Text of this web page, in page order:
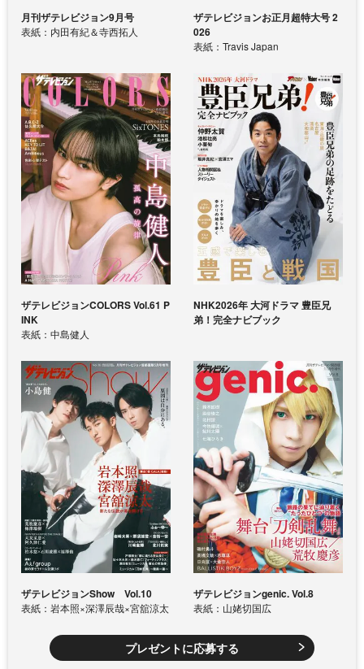
月刊ザテレビジョン9月号
表紙：内田有紀＆寺西拓人
ザテレビジョンお正月超特大号 2
026
表紙：Travis Japan
ザテレビジョンCOLORS Vol.61 P
INK
表紙：中島健人
NHK2026年 大河ドラマ 豊臣兄
弟！完全ナビブック
ザテレビジョンShow Vol.10
表紙：岩本照×深澤辰哉×宮舘涼太
ザテレビジョンgenic. Vol.8
表紙：山姥切国広
プレゼントに応募する